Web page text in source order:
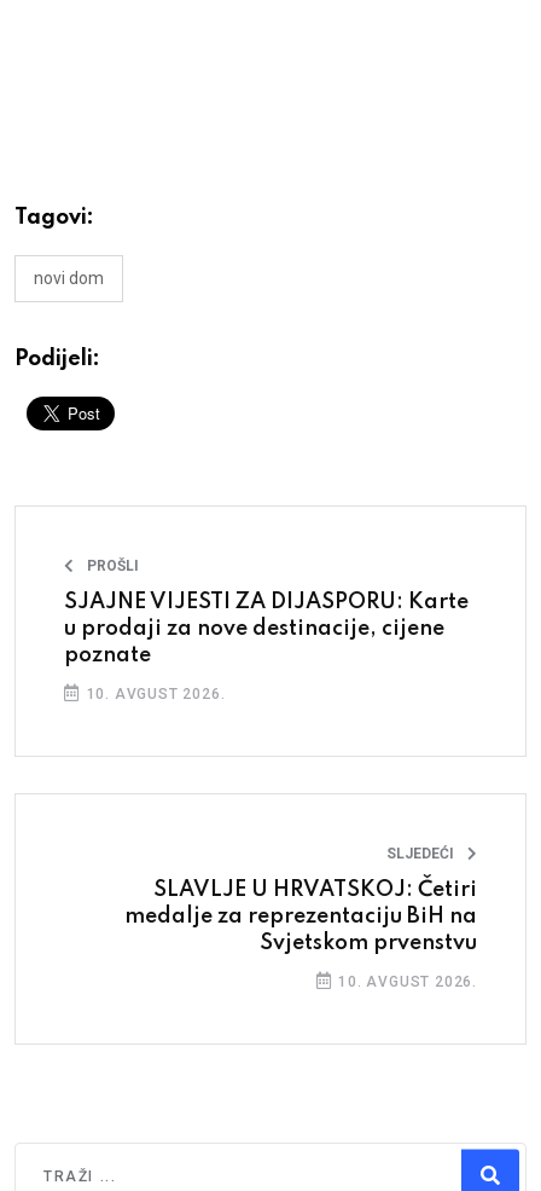
Tagovi:
novi dom
Podijeli:
PROŠLI
SJAJNE VIJESTI ZA DIJASPORU: Karte
u prodaji za nove destinacije, cijene
poznate
10. AVGUST 2026.
SLJEDEĆI
SLAVLJE U HRVATSKOJ: Četiri
medalje za reprezentaciju BiH na
Svjetskom prvenstvu
10. AVGUST 2026.